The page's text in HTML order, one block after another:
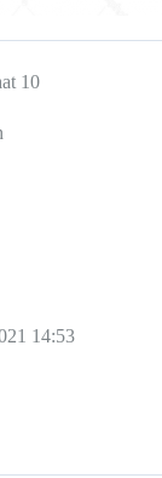
10
14:53